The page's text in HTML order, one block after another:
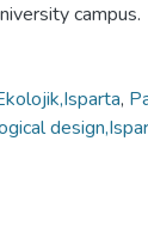
campus.
,